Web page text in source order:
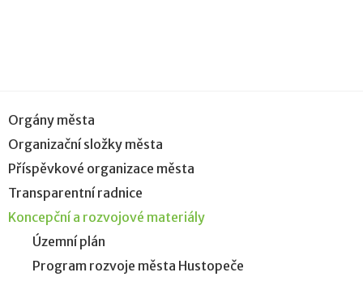
Orgány města
Organizační složky města
Příspěvkové organizace města
Transparentní radnice
Koncepční a rozvojové materiály
Územní plán
Program rozvoje města Hustopeče